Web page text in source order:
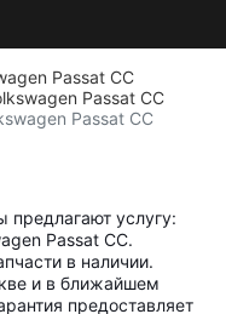
Passat CC
Passat CC
Passat CC
услугу:
Passat CC.
в наличии.
и в ближайшем
предоставляет